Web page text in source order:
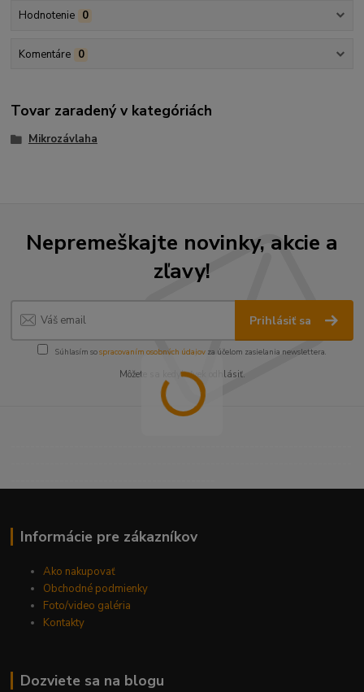
Hodnotenie 0
Komentáre 0
Tovar zaradený v kategóriách
Mikrozávlaha
Nepremeškajte novinky, akcie a
zľavy!
Prihlásiť sa
Súhlasím sospracovaním osobných údajov za účelom zasielania newslettera.
Môžete sa kedykoľvek odhlásiť.
Informácie pre zákazníkov
Ako nakupovať
Obchodné podmienky
Foto/video galéria
Kontakty
Dozviete sa na blogu